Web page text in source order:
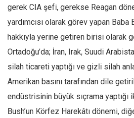
gerek CIA şefi, gerekse Reagan
yardımcısı olarak görev yapan
hakkıyla yerine getiren birisi olarak
Ortadoğu’da; İran, Irak, Suudi
silah ticareti yaptığı ve gizli silah
Amerikan basını tarafından dile
endüstrisinin büyük sıçrama yaptığı
Bush’un Körfez Harekâtı dönemi,